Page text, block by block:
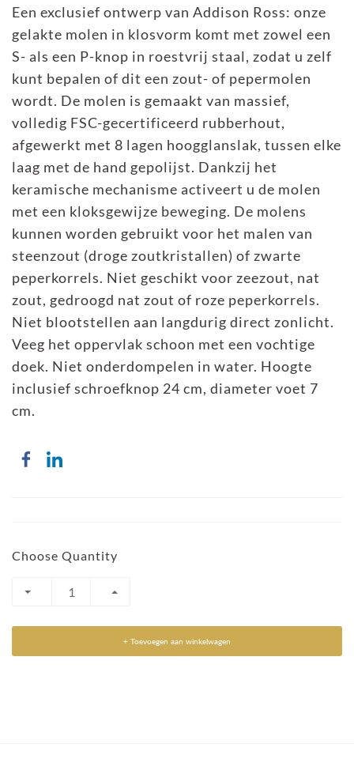
Een exclusief ontwerp van Addison Ross: onze
gelakte molen in klosvorm komt met zowel een
S- als een P-knop in roestvrij staal, zodat u zelf
kunt bepalen of dit een zout- of pepermolen
wordt. De molen is gemaakt van massief,
volledig FSC-gecertificeerd rubberhout,
afgewerkt met 8 lagen hoogglanslak, tussen elke
laag met de hand gepolijst. Dankzij het
keramische mechanisme activeert u de molen
met een kloksgewijze beweging. De molens
kunnen worden gebruikt voor het malen van
steenzout (droge zoutkristallen) of zwarte
peperkorrels. Niet geschikt voor zeezout, nat
zout, gedroogd nat zout of roze peperkorrels.
Niet blootstellen aan langdurig direct zonlicht.
Veeg het oppervlak schoon met een vochtige
doek. Niet onderdompelen in water. Hoogte
inclusief schroefknop 24 cm, diameter voet 7
cm.
Choose Quantity
+ Toevoegen aan winkelwagen